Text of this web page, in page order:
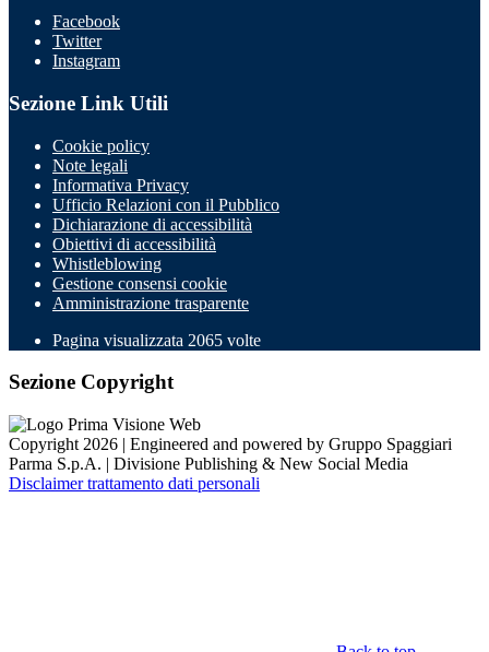
Facebook
Twitter
Instagram
Sezione Link Utili
Cookie policy
Note legali
Informativa Privacy
Ufficio Relazioni con il Pubblico
Dichiarazione di accessibilità
Obiettivi di accessibilità
Whistleblowing
Gestione consensi cookie
Amministrazione trasparente
Pagina visualizzata 2065 volte
Sezione Copyright
Copyright 2026 | Engineered and powered by Gruppo Spaggiari
Parma S.p.A. | Divisione Publishing & New Social Media
Disclaimer trattamento dati personali